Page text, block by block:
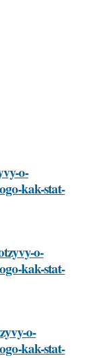
o-
kak-stat-
o-
kak-stat-
o-
kak-stat-